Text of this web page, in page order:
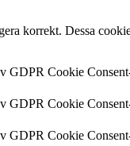
korrekt. Dessa
GDPR Cookie
GDPR Cookie
GDPR Cookie